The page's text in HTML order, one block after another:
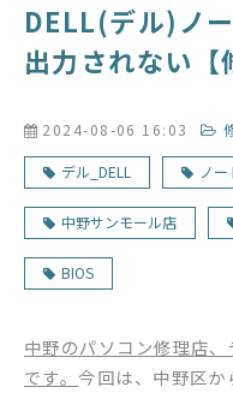
DELL(デル)ノ
出力されない【
2024-08-06 16:03
デル_DELL ノ
中野サンモール店
BIOS
中野のパソコン修理店
です。今回は、中野区か